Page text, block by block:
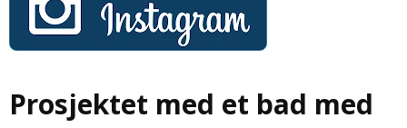
Prosjektet med et bad med